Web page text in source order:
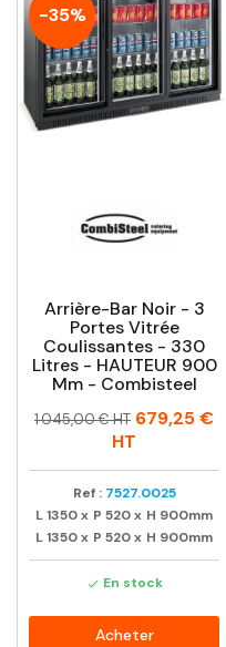
-35%
Arrière-Bar Noir - 3
Portes Vitrée
Coulissantes - 330
Litres - HAUTEUR 900
Mm - Combisteel
Prix
Prix
1 045,00 € HT 679,25 €
HT
Ref : 7527.0025
L1350x P 520x H 900mm
L1350x P 520x H 900mm
 En stock
Acheter